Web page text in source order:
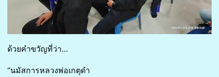
ด้วยคำขวัญที่ว่า…
“นมัสการหลวงพ่อเกตุดำ